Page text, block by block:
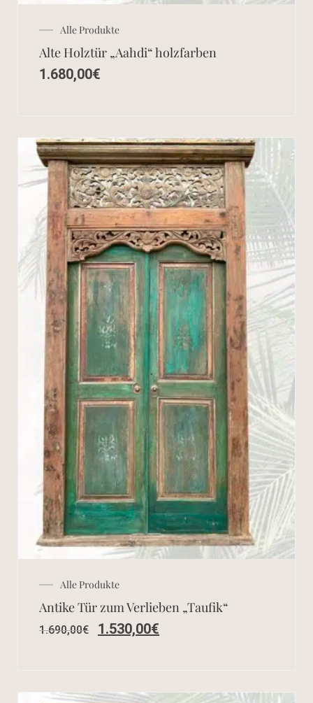
Alle Produkte
Alte Holztür „Aahdi“ holzfarben
1.680,00€
Alle Produkte
Antike Tür zum Verlieben „Taufik“
1.690,00€ 1.530,00€